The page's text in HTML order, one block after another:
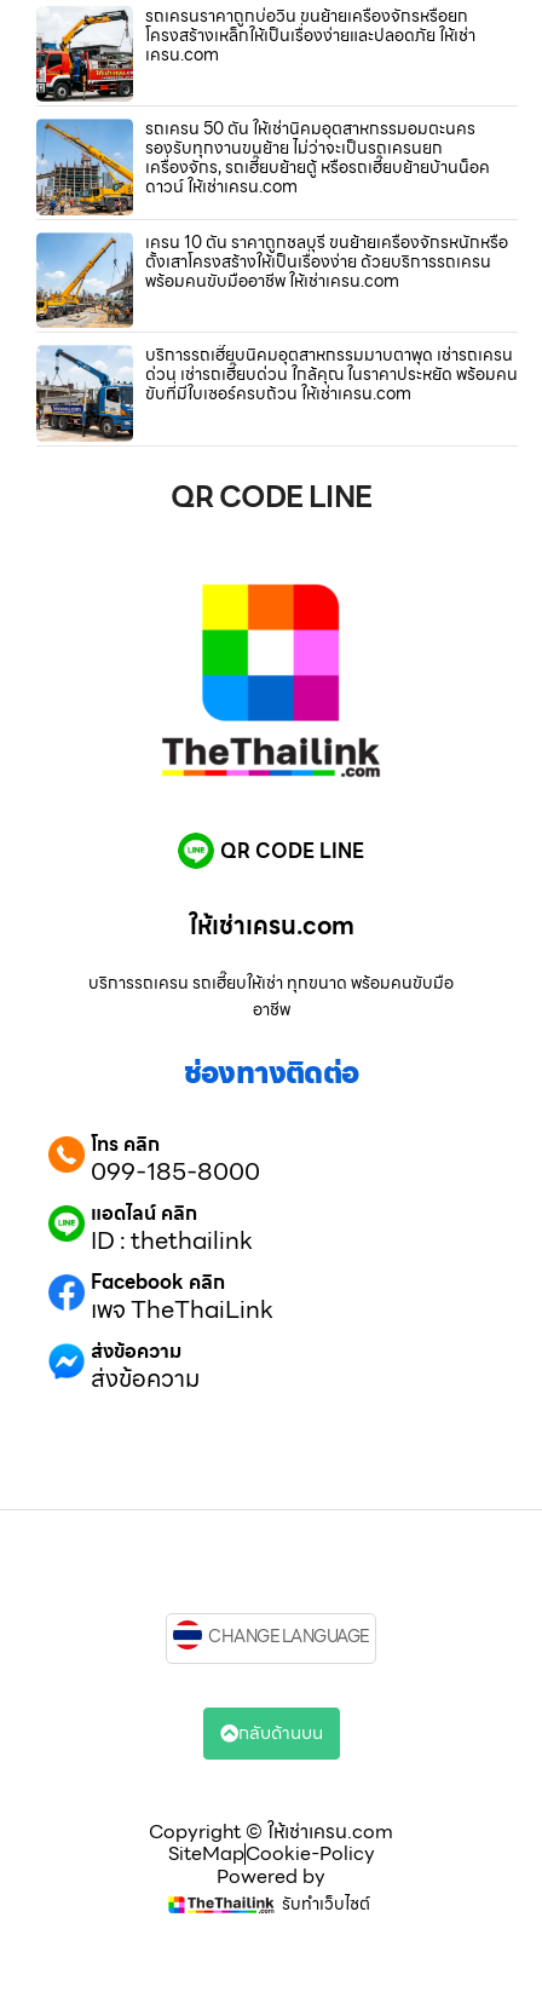
รถเครนราคาถูกบ่อวิน ขนย้ายเครื่องจักรหรือยก
โครงสร้างเหล็กให้เป็นเรื่องง่ายและปลอดภัย ให้เช่า
เครน.com
รถเครน 50 ตัน ให้เช่านิคมอุตสาหกรรมอมตะนคร
รองรับทุกงานขนย้าย ไม่ว่าจะเป็นรถเครนยก
เครื่องจักร, รถเฮี๊ยบย้ายตู้ หรือรถเฮี๊ยบย้ายบ้านน็อค
ดาวน์ ให้เช่าเครน.com
เครน 10 ตัน ราคาถูกชลบุรี ขนย้ายเครื่องจักรหนักหรือ
ตั้งเสาโครงสร้างให้เป็นเรื่องง่าย ด้วยบริการรถเครน
พร้อมคนขับมืออาชีพ ให้เช่าเครน.com
บริการรถเฮี๊ยบนิคมอุตสาหกรรมมาบตาพุด เช่ารถเครน
ด่วน เช่ารถเฮี๊ยบด่วน ใกล้คุณ ในราคาประหยัด พร้อมคน
ขับที่มีใบเซอร์ครบถ้วน ให้เช่าเครน.com
QR CODE LINE
QR CODE LINE
ให้เช่าเครน.com
บริการรถเครน รถเฮี๊ยบให้เช่า ทุกขนาด พร้อมคนขับมือ
อาชีพ
ช่องทางติดต่อ
โทร คลิก
099-185-8000
แอดไลน์ คลิก
ID : thethailink
Facebook คลิก
เพจ TheThaiLink
ส่งข้อความ
ส่งข้อความ
Copyright © ให้เช่าเครน.com
SiteMapCookie-Policy
Powered by
รับทำเว็บไซต์
CHANGE LANGUAGE
กลับด้านบน